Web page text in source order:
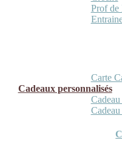
Prof de
Carte
Cadeaux personnalisés